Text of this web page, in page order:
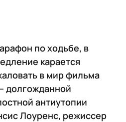
по ходьбе, в
карается
в мир фильма
долгожданной
антиутопии
Лоуренс, режиссер